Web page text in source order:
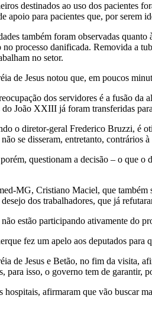
destinados ao uso dos pacientes
apoio para pacientes que, por serem
também foram observadas
processo danificada. Removida a
no setor.
de Jesus notou que, em poucos
dos servidores é a fusão
do João XXIII já foram transferidas
o diretor-geral Frederico Bruzzi, é
se disseram, entretanto, contrários
questionam a decisão – o que o
MG, Cristiano Maciel, que também
dos trabalhadores, que já
estão participando ativamente do
fez um apelo aos deputados para
de Jesus e Betão, no fim da visita,
para isso, o governo tem de garantir,
hospitais, afirmaram que vão buscar